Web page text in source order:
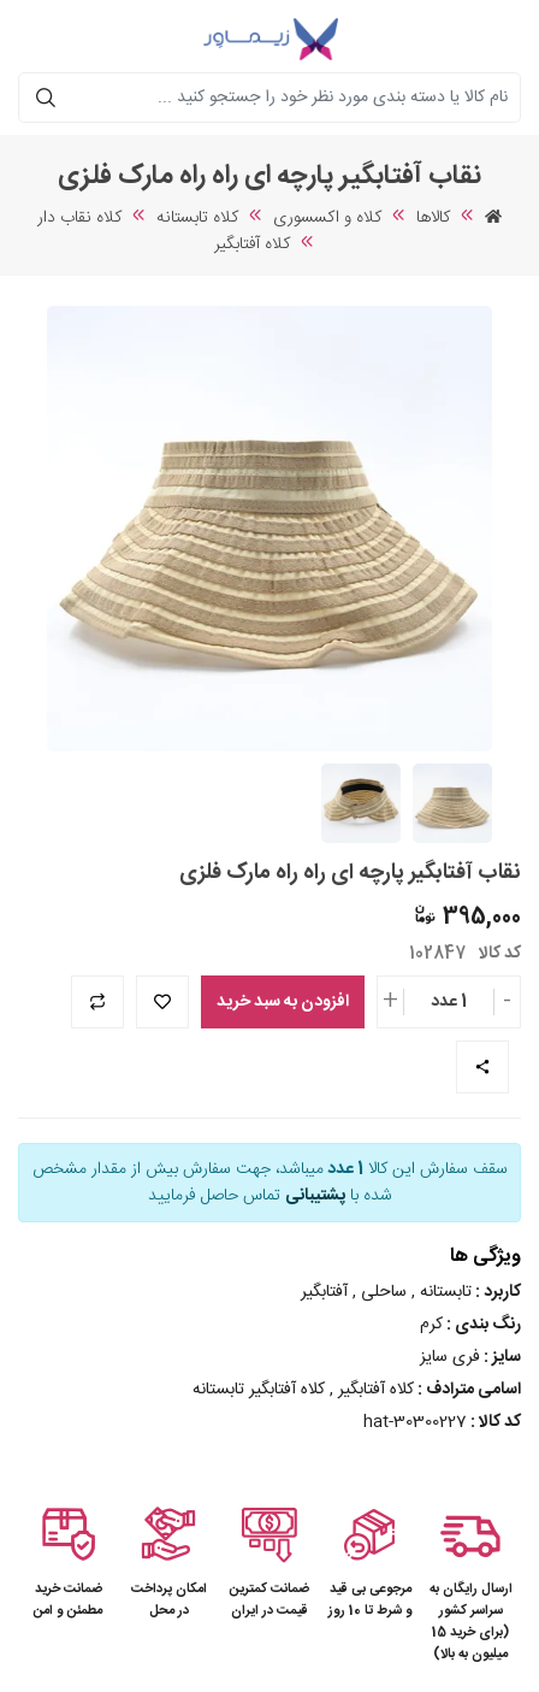
جستجو
نقاب آفتابگیر پارچه ای راه راه مارک فلزی
کالاها کلاه و اکسسوری کلاه تابستانه
کلاه نقاب دار
کلاه آفتابگیر
نقاب آفتابگیر پارچه ای راه راه مارک فلزی
395,000
کد کالا 102847
- 1 عدد + افزودن به سبد خرید
سقف سفارش این کالا 1 عدد
میباشد، جهت سفارش بیش از مقدار مشخص
شده باپشتیبانی تماس حاصل فرمایید
ویژگی ها
کاربرد :تابستانه , ساحلی , آفتابگیر
رنگ بندی :کرم
سایز : فری سایز
اسامی مترادف :کلاه آفتابگیر , کلاه آفتابگیر تابستانه
کد کالا : hat-30300227
ارسال رایگان به
سراسر کشور
(برای خرید 15
میلیون به بالا)
مرجوعی بی قید
و شرط تا 10 روز
ضمانت کمترین
قیمت در ایران
امکان پرداخت
در محل
ضمانت خرید
مطمئن و امن